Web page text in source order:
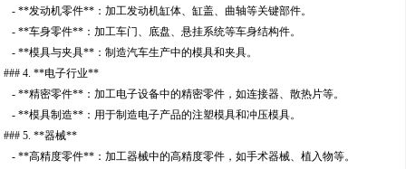
- **发动机零件**：加工发动机缸体、缸盖、曲轴等关键部件。
- **车身零件**：加工车门、底盘、悬挂系统等车身结构件。
- **模具与夹具**：制造汽车生产中的模具和夹具。
### 4. **电子行业**
- **精密零件**：加工电子设备中的精密零件，如连接器、散热片等。
- **模具制造**：用于制造电子产品的注塑模具和冲压模具。
### 5. **器械**
- **高精度零件**：加工器械中的高精度零件，如手术器械、植入物等。